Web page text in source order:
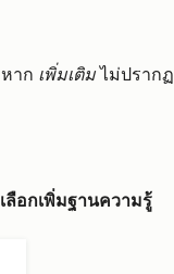
หาก เพิ่มเติมไม่ปรากฏ
เลือกเพิ่มฐานความรู้